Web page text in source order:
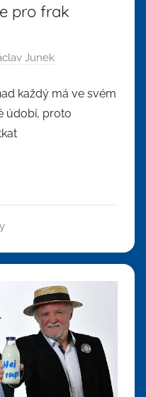
pro frak
Junek
každý má ve svém
údobí, proto